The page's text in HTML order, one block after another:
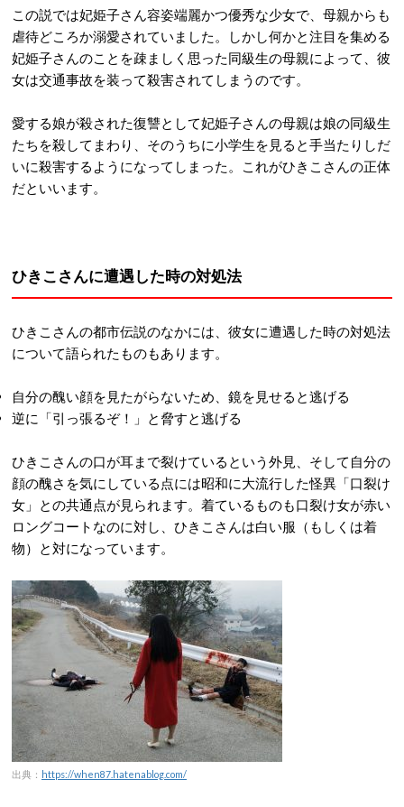
この説では妃姫子さん容姿端麗かつ優秀な少女で、母親からも
虐待どころか溺愛されていました。しかし何かと注目を集める
妃姫子さんのことを疎ましく思った同級生の母親によって、彼
女は交通事故を装って殺害されてしまうのです。
愛する娘が殺された復讐として妃姫子さんの母親は娘の同級生
たちを殺してまわり、そのうちに小学生を見ると手当たりしだ
いに殺害するようになってしまった。これがひきこさんの正体
だといいます。
ひきこさんに遭遇した時の対処法
ひきこさんの都市伝説のなかには、彼女に遭遇した時の対処法
について語られたものもあります。
自分の醜い顔を見たがらないため、鏡を見せると逃げる
逆に「引っ張るぞ！」と脅すと逃げる
ひきこさんの口が耳まで裂けているという外見、そして自分の
顔の醜さを気にしている点には昭和に大流行した怪異「口裂け
女」との共通点が見られます。着ているものも口裂け女が赤い
ロングコートなのに対し、ひきこさんは白い服（もしくは着
物）と対になっています。
出典： https://when87.hatenablog.com/